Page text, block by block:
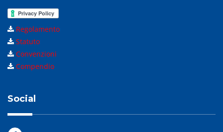
Regolamento
Statuto
Convenzioni
Compendio
Social